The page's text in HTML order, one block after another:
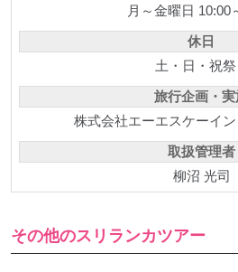
月～金曜日 10:00
休日
土・日・祝祭
旅行企画・実
株式会社エーエスケーイ
取扱管理者
柳沼 光司
その他のスリランカツアー